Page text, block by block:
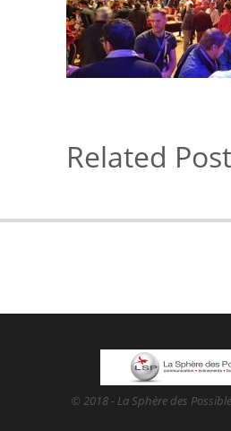
Related
© 2018 - La Sphère des